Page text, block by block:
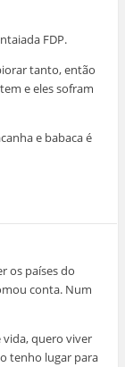
FDP.
tanto, então
e eles sofram
e babaca é
os países do
conta. Num
vida, quero viver
tenho lugar para